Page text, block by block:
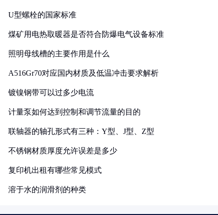
U型螺栓的国家标准
煤矿用电热取暖器是否符合防爆电气设备标准
照明母线槽的主要作用是什么
A516Gr70对应国内材质及低温冲击要求解析
镀镍钢带可以过多少电流
计量泵如何达到控制和调节流量的目的
联轴器的轴孔形式有三种：Y型、J型、Z型
不锈钢材质厚度允许误差是多少
复印机出租有哪些常见模式
溶于水的润滑剂的种类